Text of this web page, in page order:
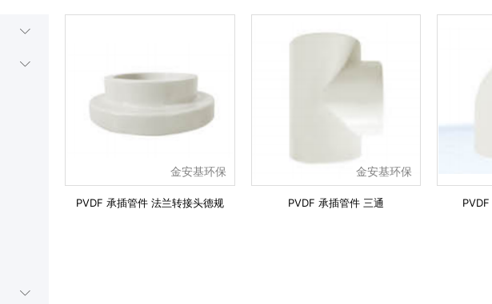



金安基环保
PVDF 承插管件 法兰转接头德规
金安基环保
PVDF 承插管件 三通